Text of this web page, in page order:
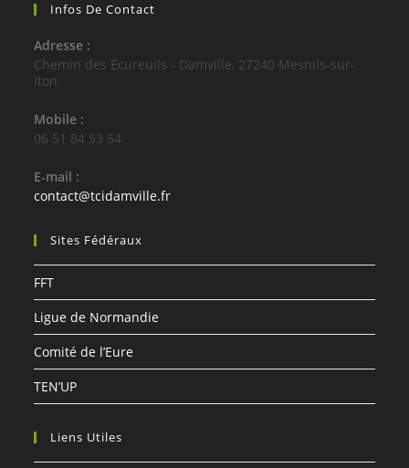
Infos De Contact
Adresse :
Chemin des Écureuils - Damville, 27240 Mesnils-sur-
Iton
Mobile :
06 51 84 53 54
E-mail :
contact@tcidamville.frS’ouvre
Sites Fédéraux
FFT
Ligue de Normandie
Comité de l’Eure
TEN’UP
Liens Utiles